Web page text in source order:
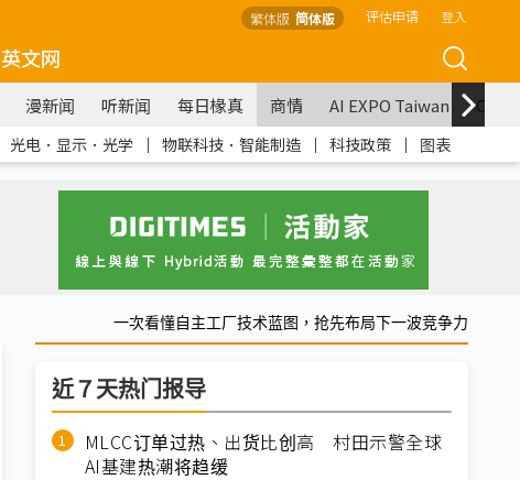
繁体版 简体版 评估申请 登入
英文网
漫新闻 听新闻 每日椽真 商情 AI EXPO Taiwan
光电．显示．光学 ｜ 物联科技．智能制造 ｜ 科技政策 ｜ 图表
一次看懂自主工厂技术蓝图，抢先布局下一波竞争力
近７天热门报导
MLCC订单过热、出货比创高 村田示警全球
AI基建热潮将趋缓